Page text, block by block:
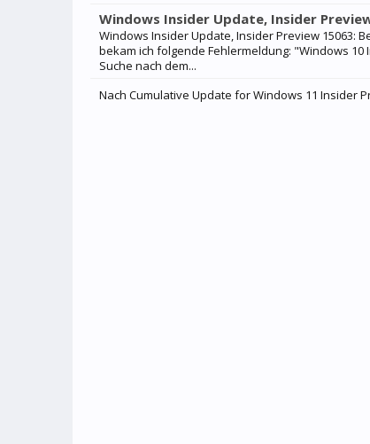
Windows Insider Update, Insider
Windows Insider Update, Insider Preview 15063:
bekam ich folgende Fehlermeldung: "Windows 10
Suche nach dem...
Nach Cumulative Update for Windows 11 Insider